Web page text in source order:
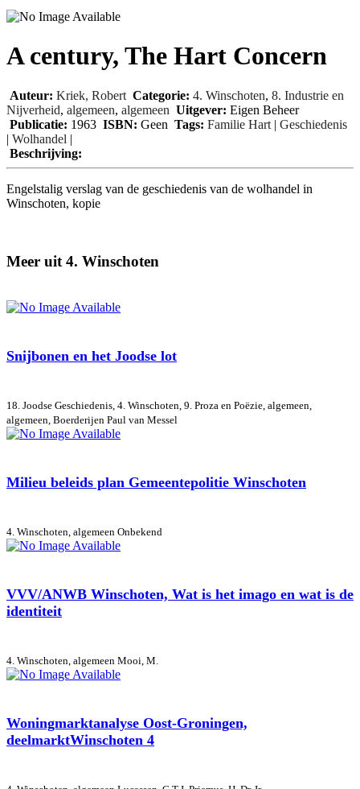
A century, The Hart Concern
Auteur: Kriek, Robert Categorie: 4. Winschoten, 8. Industrie en
Nijverheid, algemeen, algemeen Uitgever: Eigen Beheer
Publicatie: 1963 ISBN: Geen Tags: Familie Hart | Geschiedenis
| Wolhandel |
Beschrijving:
Engelstalig verslag van de geschiedenis van de wolhandel in
Winschoten, kopie
Meer uit 4. Winschoten
Snijbonen en het Joodse lot
18. Joodse Geschiedenis, 4. Winschoten, 9. Proza en Poëzie, algemeen,
algemeen, Boerderijen Paul van Messel
Milieu beleids plan Gemeentepolitie Winschoten
4. Winschoten, algemeen Onbekend
VVV/ANWB Winschoten, Wat is het imago en wat is de
identiteit
4. Winschoten, algemeen Mooi, M.
Woningmarktanalyse Oost-Groningen,
deelmarktWinschoten 4